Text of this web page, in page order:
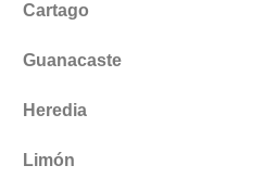
Cartago
Guanacaste
Heredia
Limón